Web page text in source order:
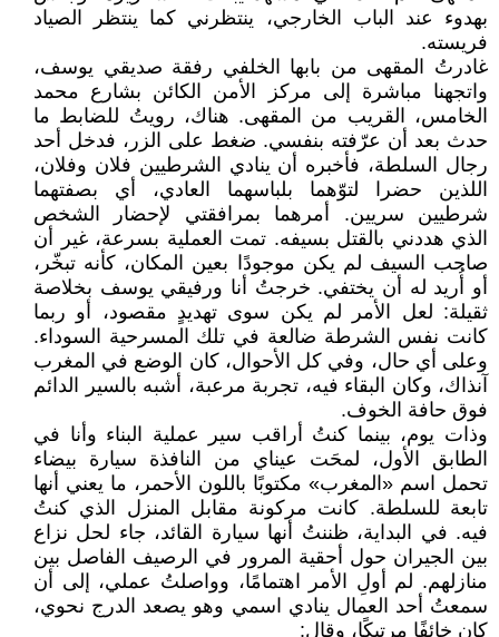
بهدوء عند الباب الخارجي، ينتظرني كما ينتظر الصياد
فريسته.
غادرتُ المقهى من بابها الخلفي رفقة صديقي يوسف،
واتجهنا مباشرة إلى مركز الأمن الكائن بشارع محمد
الخامس، القريب من المقهى. هناك، رويتُ للضابط ما
حدث بعد أن عرّفته بنفسي. ضغط على الزر، فدخل أحد
رجال السلطة، فأخبره أن ينادي الشرطيين فلان وفلان،
اللذين حضرا لتوّهما بلباسهما العادي، أي بصفتهما
شرطيين سريين. أمرهما بمرافقتي لإحضار الشخص
الذي هددني بالقتل بسيفه. تمت العملية بسرعة، غير أن
صاحب السيف لم يكن موجودًا بعين المكان، كأنه تبخّر،
أو أُريد له أن يختفي. خرجتُ أنا ورفيقي يوسف بخلاصة
ثقيلة: لعل الأمر لم يكن سوى تهديدٍ مقصود، أو ربما
كانت نفس الشرطة ضالعة في تلك المسرحية السوداء.
وعلى أي حال، وفي كل الأحوال، كان الوضع في المغرب
آنذاك، وكان البقاء فيه، تجربة مرعبة، أشبه بالسير الدائم
فوق حافة الخوف.
وذات يوم، بينما كنتُ أراقب سير عملية البناء وأنا في
الطابق الأول، لمحَت عيناي من النافذة سيارة بيضاء
تحمل اسم «المغرب» مكتوبًا باللون الأحمر، ما يعني أنها
تابعة للسلطة. كانت مركونة مقابل المنزل الذي كنتُ
فيه. في البداية، ظننتُ أنها سيارة القائد، جاء لحل نزاع
بين الجيران حول أحقية المرور في الرصيف الفاصل بين
منازلهم. لم أولِ الأمر اهتمامًا، وواصلتُ عملي، إلى أن
سمعتُ أحد العمال ينادي اسمي وهو يصعد الدرج نحوي،
كان خائفًا مرتبكًا، وقال: